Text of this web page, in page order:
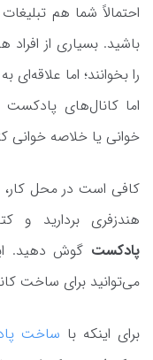
احتمالاً شما هم
باشید. بسیاری از
را بخوانند؛ اما
اما کانال‌های
خوانی یا خلاصه خوانی
کافی است در محل
هندزفری بردارید و
پادکست گوش دهید.
می‌توانید برای ساخت
برای اینکه با ساخت